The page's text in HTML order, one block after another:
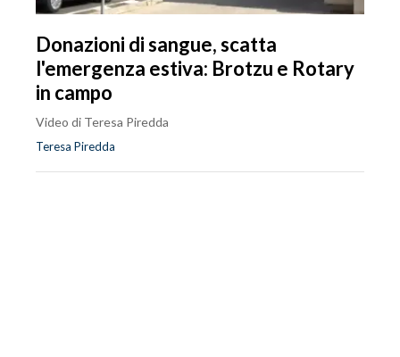
Donazioni di sangue, scatta
l'emergenza estiva: Brotzu e Rotary
in campo
Video di Teresa Piredda
Teresa Piredda